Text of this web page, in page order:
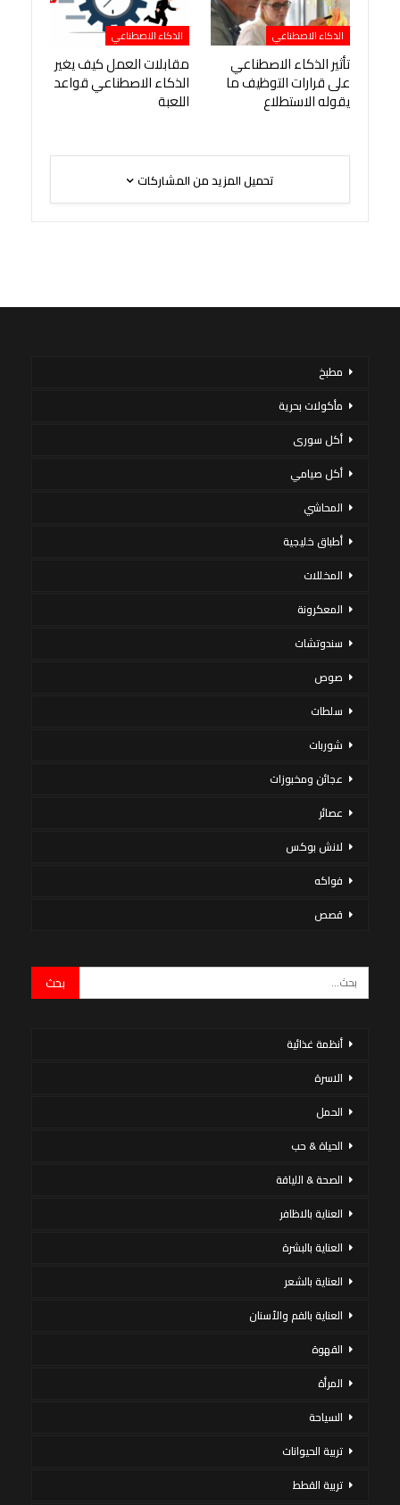
الذكاء الاصطناعي
تأثير الذكاء الاصطناعي
على قرارات التوظيف ما
يقوله الاستطلاع
الذكاء الاصطناعي
مقابلات العمل كيف يغير
الذكاء الاصطناعي قواعد
اللعبة
تحميل المزيد من المشاركات
مطبخ
مأكولات بحرية
أكل سورى
أكل صيامي
المحاشي
أطباق خليجية
المخللات
المعكرونة
سندوتشات
صوص
سلطات
شوربات
عجائن ومخبوزات
عصائر
لانش بوكس
فواكه
قصص
أنظمة غذائية
الاسرة
الحمل
الحياة & حب
الصحة & اللياقة
العناية بالاظافر
العناية بالبشرة
العناية بالشعر
العناية بالفم والأسنان
القهوة
المرأة
السياحة
تربية الحيوانات
تربية القطط